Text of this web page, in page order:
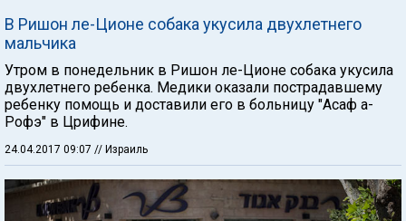
В Ришон ле-Ционе собака укусила двухлетнего
мальчика
Утром в понедельник в Ришон ле-Ционе собака укусила
двухлетнего ребенка. Медики оказали пострадавшему
ребенку помощь и доставили его в больницу "Асаф а-
Рофэ" в Црифине.
24.04.2017 09:07 // Израиль